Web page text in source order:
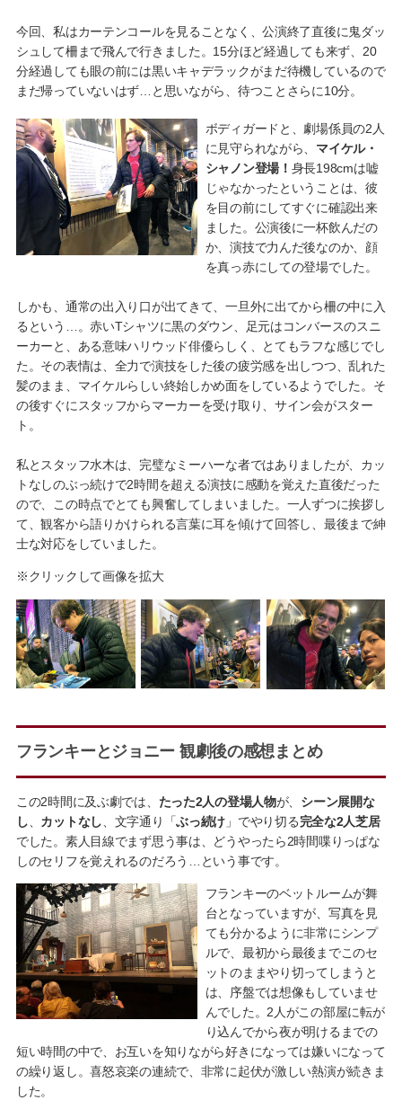
今回、私はカーテンコールを見ることなく、公演終了直後に鬼ダッ
シュして柵まで飛んで行きました。15分ほど経過しても来ず、20
分経過しても眼の前には黒いキャデラックがまだ待機しているので
まだ帰っていないはず…と思いながら、待つことさらに10分。
ボディガードと、劇場係員の2人
に見守られながら、 マイケル・
シャノン登場！ 身長198cmは嘘
じゃなかったということは、彼
を目の前にしてすぐに確認出来
ました。公演後に一杯飲んだの
か、演技で力んだ後なのか、顔
を真っ赤にしての登場でした。
しかも、通常の出入り口が出てきて、一旦外に出てから柵の中に入
るという…。赤いTシャツに黒のダウン、足元はコンバースのスニ
ーカーと、ある意味ハリウッド俳優らしく、とてもラフな感じでし
た。その表情は、全力で演技をした後の疲労感を出しつつ、乱れた
髪のまま、マイケルらしい終始しかめ面をしているようでした。そ
の後すぐにスタッフからマーカーを受け取り、サイン会がスター
ト。
私とスタッフ水木は、完璧なミーハーな者ではありましたが、カッ
トなしのぶっ続けで2時間を超える演技に感動を覚えた直後だった
ので、この時点でとても興奮してしまいました。一人ずつに挨拶し
て、観客から語りかけられる言葉に耳を傾けて回答し、最後まで紳
士な対応をしていました。
※クリックして画像を拡大
フランキーとジョニー 観劇後の感想まとめ
この2時間に及ぶ劇では、 たった2人の登場人物が、 シーン展開な
し
カットなし 、文字通り「ぶっ続け 」でやり切る完全な2人芝居
でした。素人目線でまず思う事は、どうやったら2時間喋りっぱな
しのセリフを覚えれるのだろう…という事です。
フランキーのベットルームが舞
台となっていますが、写真を見
ても分かるように非常にシンプ
ルで、最初から最後までこのセ
ットのままやり切ってしまうと
は、序盤では想像もしていませ
んでした。2人がこの部屋に転が
り込んでから夜が明けるまでの
短い時間の中で、お互いを知りながら好きになっては嫌いになって
の繰り返し。喜怒哀楽の連続で、非常に起伏が激しい熱演が続きま
した。